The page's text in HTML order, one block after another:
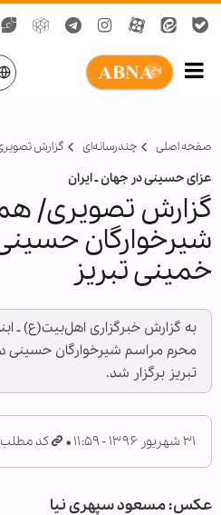
صفحه اصلی چندرسانه‌ای گزارش
عزای حسینی در جهان ـ ایران
گزارش تصویری/
شیرخوارگان
خمینی تبریز
به گزارش خبرگزاری اهل‌بیت(ع) ـ
محرم مراسم شیرخوارگان حسینی
تبریز برگزار شد.
۳۱ شهریور ۱۳۹۶ - ۱۱:۵۹ کد مطلب:
عکس: مسعود سپهری نیا